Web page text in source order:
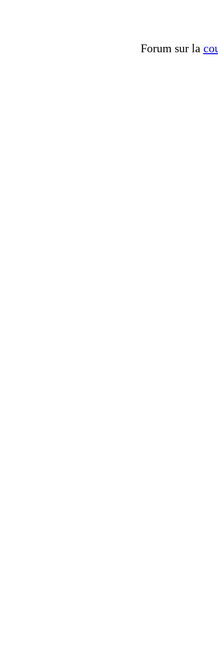
Forum sur la